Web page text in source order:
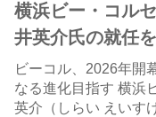
横浜ビー・コル
井英介氏の就任
ビーコル、2026年開
なる進化目指す 横浜
英介（しらい えいす